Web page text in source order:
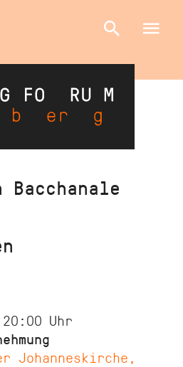
Bacchanale
Uhr
Johanneskirche,